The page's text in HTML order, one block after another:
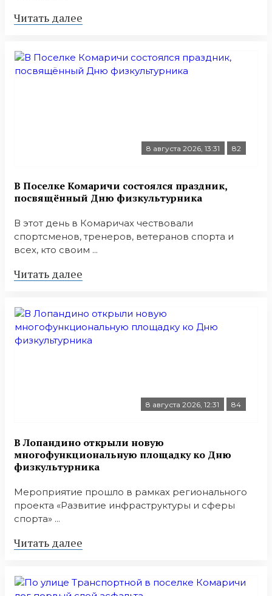
Читать далее
8 августа 2026, 13:31 82
В Поселке Комаричи состоялся праздник,
посвящённый Дню физкультурника
В этот день в Комаричах чествовали
спортсменов, тренеров, ветеранов спорта и
всех, кто своим ...
Читать далее
8 августа 2026, 12:31 84
В Лопандино открыли новую
многофункциональную площадку ко Дню
физкультурника
Мероприятие прошло в рамках регионального
проекта «Развитие инфраструктуры и сферы
спорта» ...
Читать далее